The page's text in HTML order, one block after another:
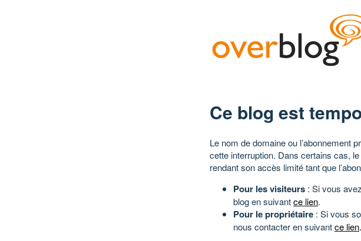
Ce blog est
Le nom de domaine ou l’abonnement
cette interruption. Dans certains cas,
rendant son accès limité tant que
Pour les visiteurs : Si vous
blog en suivantce lien.
Pour le propriétaire : Si vous
nous contacter en suivantce lien.